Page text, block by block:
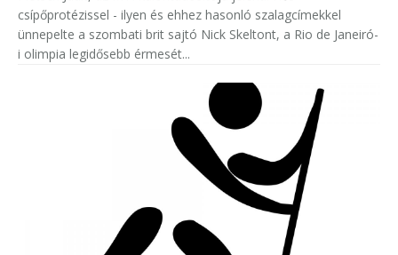
csípőprotézissel - ilyen és ehhez hasonló szalagcímekkel
ünnepelte a szombati brit sajtó Nick Skeltont, a Rio de Janeiró-
i olimpia legidősebb érmesét...